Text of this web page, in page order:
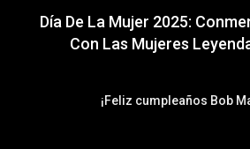
Día De La Mujer 2025:
Con Las Mujeres
¡Feliz cumpleaños Bob